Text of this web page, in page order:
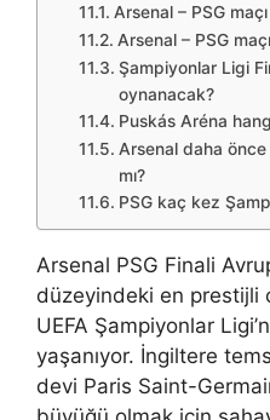
Arsenal – PSG
Arsenal – PSG
Şampiyonlar Ligi
oynanacak?
Puskás Aréna
Arsenal daha
mı?
PSG kaç kez
Arsenal PSG Finali
düzeyindeki en prestijli
UEFA Şampiyonlar
yaşanıyor. İngiltere
devi Paris Saint-